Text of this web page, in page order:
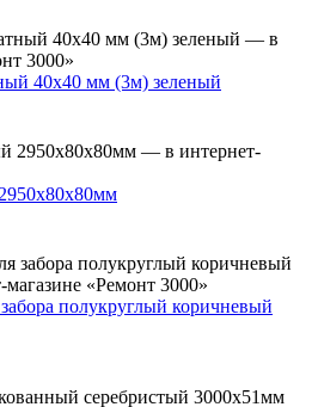
40х40 мм (3м) зеленый
полукруглый коричневый